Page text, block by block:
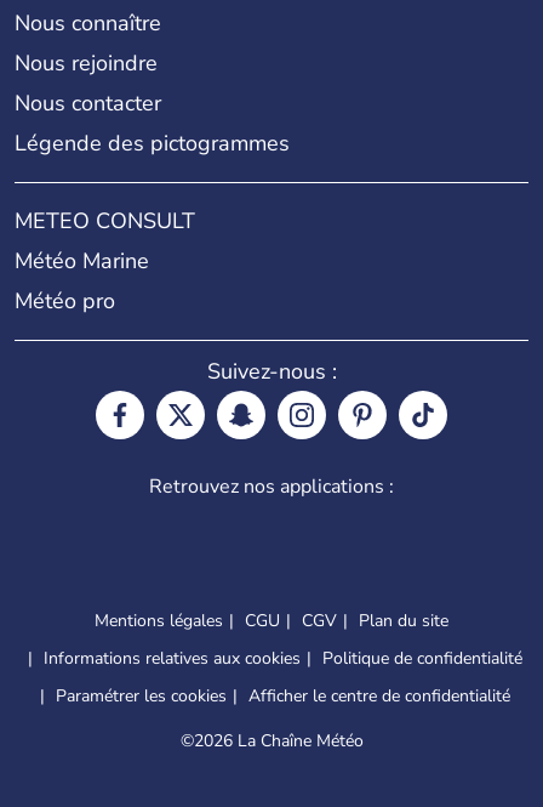
Nous connaître
Nous rejoindre
Nous contacter
Légende des pictogrammes
METEO CONSULT
Météo Marine
Météo pro
Suivez-nous :
Retrouvez nos applications :
Mentions légales CGU CGV
Plan du site
Informations relatives aux cookies
Politique de confidentialité
Paramétrer les cookies
Afficher le centre de confidentialité
©2026 La Chaîne Météo